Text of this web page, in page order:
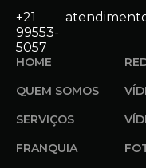
+21
99553-
5057
HOME
QUEM SOMOS
SERVIÇOS
FRANQUIA